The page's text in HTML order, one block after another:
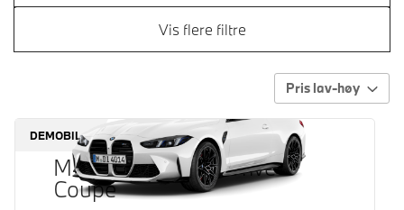
Vis flere filtre
Pris lav-høy
DEMOBIL
M4 Competition xDrive
Coupé